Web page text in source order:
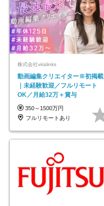
株式会社viralinks
動画編集クリエイター※初掲載
｜未経験歓迎／フルリモート
OK／月給32万＋賞与
350～1500万円
フルリモートあり